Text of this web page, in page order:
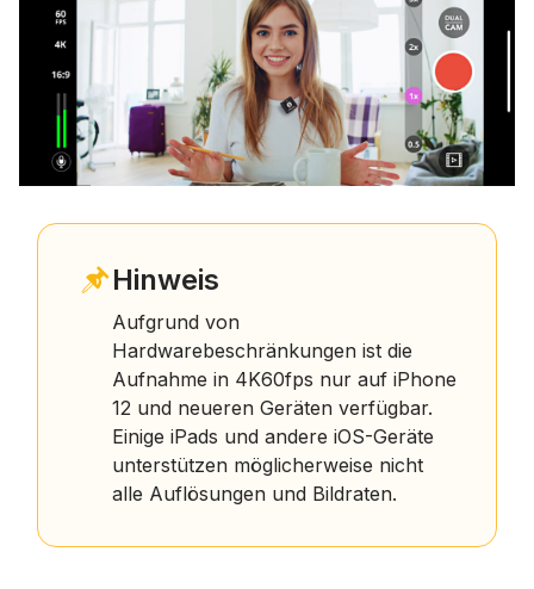
Hinweis
Aufgrund von
Hardwarebeschränkungen ist die
Aufnahme in 4K60fps nur auf iPhone
12 und neueren Geräten verfügbar.
Einige iPads und andere iOS-Geräte
unterstützen möglicherweise nicht
alle Auflösungen und Bildraten.